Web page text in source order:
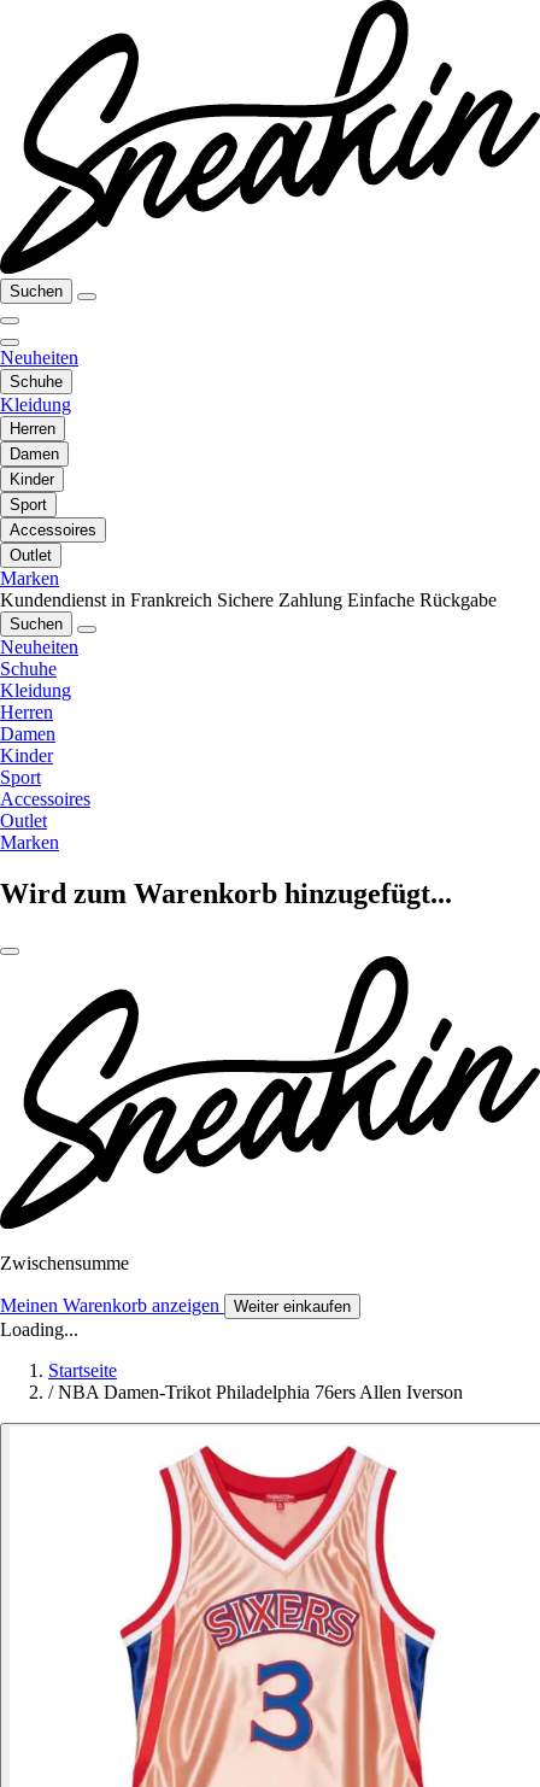
Suchen
Neuheiten
Schuhe
Kleidung
Herren
Damen
Kinder
Sport
Accessoires
Outlet
Marken
Kundendienst in Frankreich Sichere Zahlung Einfache Rückgabe
Suchen
Neuheiten
Schuhe
Kleidung
Herren
Damen
Kinder
Sport
Accessoires
Outlet
Marken
Wird zum Warenkorb hinzugefügt...
Zwischensumme
Meinen Warenkorb anzeigen Weiter einkaufen
Loading...
Startseite
/ NBA Damen-Trikot Philadelphia 76ers Allen Iverson